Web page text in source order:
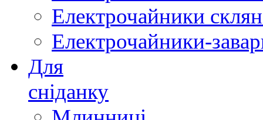
Електрочайники
Електрочайники-
Для
сніданку